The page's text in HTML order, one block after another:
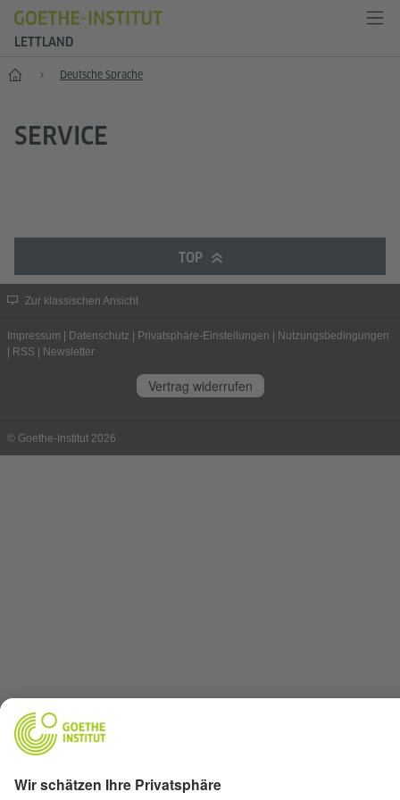
LETTLAND
Start Deutsche Sprache
SERVICE
TOP
Zur klassischen Ansicht
Impressum Datenschutz Privatsphäre-Einstellungen
Nutzungsbedingungen
RSS Newsletter
Vertrag widerrufen
© Goethe-Institut 2026